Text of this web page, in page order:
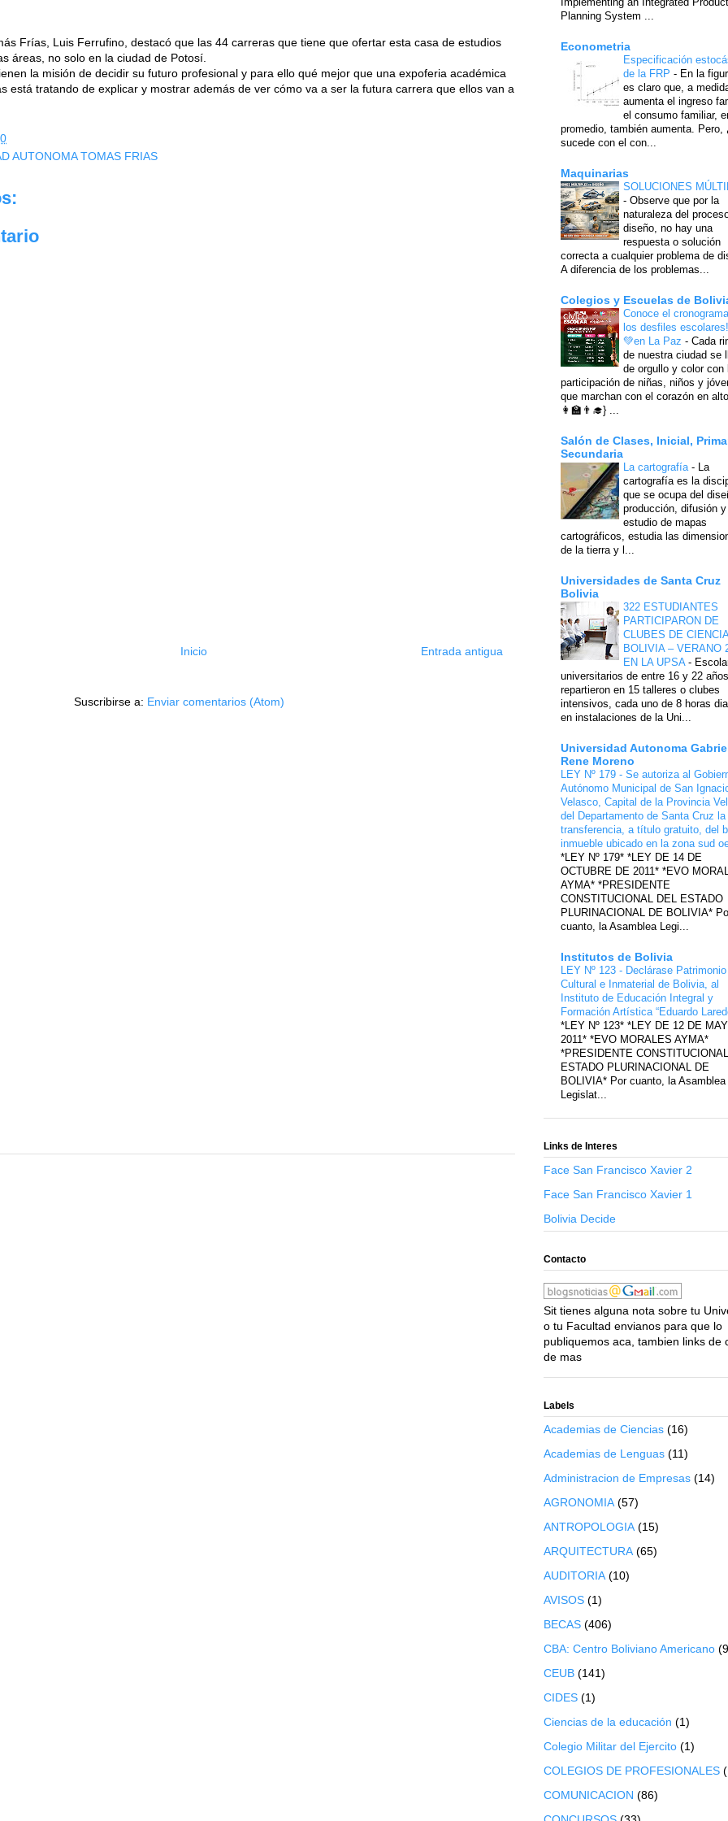
Frías, Luis Ferrufino, destacó que las 44 carreras que tiene que ofertar esta casa de estudios
áreas, no solo en la ciudad de Potosí.
la misión de decidir su futuro profesional y para ello qué mejor que una expoferia académica
está tratando de explicar y mostrar además de ver cómo va a ser la futura carrera que ellos van a
AUTONOMA TOMAS FRIAS
Entrada antigua
Inicio
Suscribirse a: Enviar comentarios (Atom)
Planning System ...
Econometria
Especificación
de la FRP - En la
es claro que, a
aumenta el ingreso
el consumo familiar,
promedio, también aumenta. Pero,
sucede con el con...
Maquinarias
SOLUCIONES
- Observe que por la
naturaleza del
diseño, no hay una
respuesta o solución
correcta a cualquier problema de
A diferencia de los problemas...
Colegios y Escuelas de
Conoce el
los desfiles
💚en La Paz - Cada
de nuestra ciudad se
de orgullo y color con
participación de niñas, niños y
que marchan con el corazón en
👩‍🏫👨‍🎓} ...
Salón de Clases, Inicial,
Secundaria
La cartografía -
La
cartografía es la
que se ocupa del
producción, difusión y
estudio de mapas
cartográficos, estudia las
de la tierra y l...
Universidades de Santa Cruz
Bolivia
322 ESTUDIANTES
PARTICIPARON DE
CLUBES DE CIENCIA
BOLIVIA – VERANO
EN LA UPSA -
universitarios de entre 16 y 22
repartieron en 15 talleres o clubes
intensivos, cada uno de 8 horas
en instalaciones de la Uni...
Universidad Autonoma
Rene Moreno
LEY Nº 179 - Se autoriza al
Autónomo Municipal de San
Velasco, Capital de la Provincia
del Departamento de Santa Cruz la
transferencia, a título gratuito, del
inmueble ubicado en la zona sud
*LEY Nº 179* *LEY DE 14 DE
OCTUBRE DE 2011* *EVO
AYMA* *PRESIDENTE
CONSTITUCIONAL DEL ESTADO
PLURINACIONAL DE BOLIVIA*
cuanto, la Asamblea Legi...
Institutos de Bolivia
LEY Nº 123 - Declárase Patrimonio
Cultural e Inmaterial de Bolivia, al
Instituto de Educación Integral y
Formación Artística “Eduardo
*LEY Nº 123* *LEY DE 12 DE
2011* *EVO MORALES AYMA*
*PRESIDENTE
ESTADO PLURINACIONAL DE
BOLIVIA* Por cuanto, la Asamblea
Legislat...
Links de Interes
Face San Francisco Xavier 2
Face San Francisco Xavier 1
Bolivia Decide
Contacto
Sit tienes alguna nota sobre tu
o tu Facultad envianos para que lo
publiquemos aca, tambien links de
de mas
Labels
Academias de Ciencias (16)
Academias de Lenguas (11)
Administracion de Empresas (14)
AGRONOMIA (57)
ANTROPOLOGIA (15)
ARQUITECTURA (65)
AUDITORIA (10)
AVISOS (1)
BECAS (406)
CBA: Centro Boliviano Americano
CEUB (141)
CIDES (1)
Ciencias de la educación (1)
Colegio Militar del Ejercito (1)
COLEGIOS DE PROFESIONALES
COMUNICACION (86)